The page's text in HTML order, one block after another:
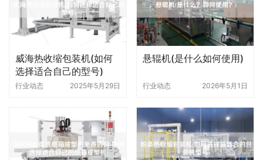
威海热收缩包装机(如何
选择适合自己的型号)
行业动态 2025年5月29日
悬辊机(是什么如何使用)
行业动态 2026年5月1日